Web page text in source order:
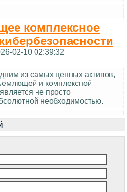
комплексное
02-10 02:39:32
из самых ценных активов,
и комплексной
не просто
необходимостью.